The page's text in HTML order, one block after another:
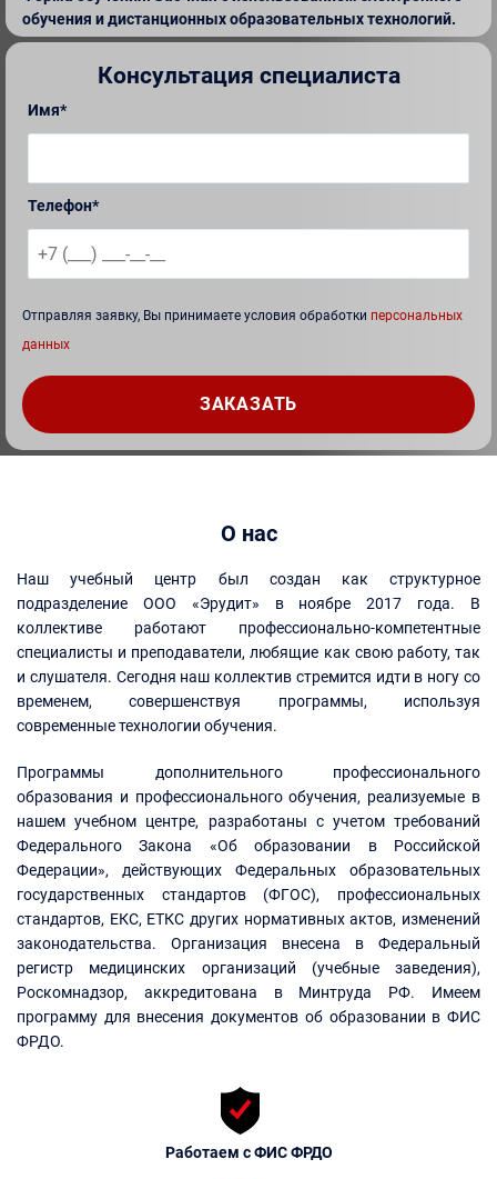
обучения и дистанционных образовательных технологий.
Консультация специалиста
Имя*
Телефон*
Отправляя заявку, Вы принимаете условия обработки персональных
данных
О нас
Наш учебный центр был создан как структурное
подразделение ООО «Эрудит» в ноябре 2017 года. В
коллективе работают профессионально-компетентные
специалисты и преподаватели, любящие как свою работу, так
и слушателя. Сегодня наш коллектив стремится идти в ногу со
временем, совершенствуя программы, используя
современные технологии обучения.
Программы дополнительного профессионального
образования и профессионального обучения, реализуемые в
нашем учебном центре, разработаны с учетом требований
Федерального Закона «Об образовании в Российской
Федерации», действующих Федеральных образовательных
государственных стандартов (ФГОС), профессиональных
стандартов, ЕКС, ЕТКС других нормативных актов, изменений
законодательства. Организация внесена в Федеральный
регистр медицинских организаций (учебные заведения),
Роскомнадзор, аккредитована в Минтруда РФ. Имеем
программу для внесения документов об образовании в ФИС
ФРДО.
Работаем с ФИС ФРДО